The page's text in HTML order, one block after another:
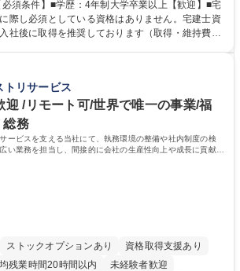
取得・支払業務（各種費用支払、支払管理、請
引先マスター申請対応）・予算作成及び予実管
があります。 募集職種 【営業事務】
/平均残業時間10H/完全週休2日
須条件】■学歴：4年制大学卒業以上【歓迎】■宅
際し必須としている資格はありません。宅建士資
社後に取得を推奨しております（取得・維持費用
ャレンジを厭わず、粘り強く業務に取り組める
に信頼関係を構築でき、期限を意識したスケジュ
将来的に他部署（営業部門、コーポレート部門）
があります。 学歴・資格 学歴：大学
宅地建物取引士
トリサービス
迎 /リモート可/世界で唯一の事業/福
総務
ービスを支える当社にて、執務環境の整備や社内制度の検
い業務を担当し、間接的に会社の生産性向上や成長に貢献し
ストックオプションあり
資格取得支援あり
残業時間20時間以内
未経験者歓迎